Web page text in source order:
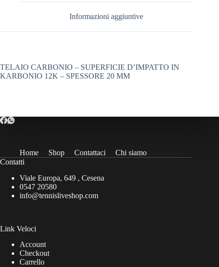
Informazioni aggiuntive
TELAIO CARBONIO – SUPERFICIE D’IMPATTO IN
KARBONIO 12K – SPESSORE 20 MM
Home Shop Contattaci
Chi siamo
Contatti
Viale Europa, 649 , Cesena
0547 20580
info@tennisliveshop.com
Link Veloci
Account
Checkout
Carrello